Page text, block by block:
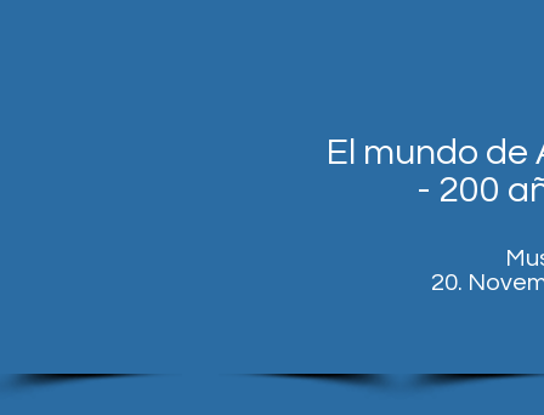
El mundo de
- 200
20.